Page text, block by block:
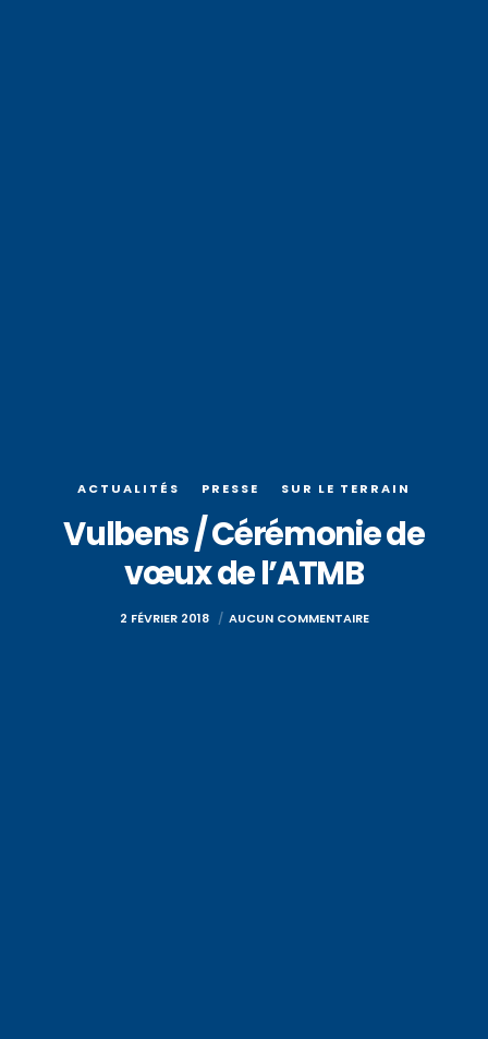
ACTUALITÉS PRESSE SUR LE TERRAIN
Vulbens / Cérémonie de
vœux de l’ATMB
2 FÉVRIER 2018 AUCUN COMMENTAIRE